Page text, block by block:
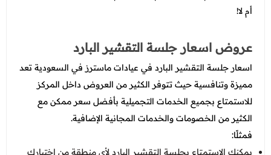
أم لا!
عروض اسعار جلسة التقشير البارد
اسعار جلسة التقشير البارد في عيادات ماسترز في السعودية تعد
مميزة وتنافسية حيث تتوفر الكثير من العروض داخل المركز
للاستمتاع بجميع الخدمات التجميلية بأفضل سعر ممكن مع
الكثير من الخصومات والخدمات المجانية الإضافية.
فمثلًا:
يمكنك الاستمتاع بجلسة التقشير البارد لأي منطقة من اختيارك